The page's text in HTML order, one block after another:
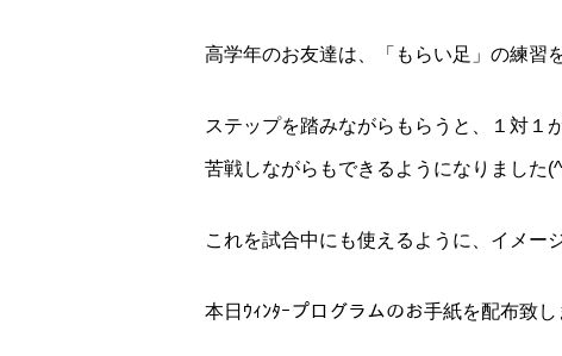
高学年のお友達は、「もらい足」の練習
ステップを踏みながらもらうと、１対１
苦戦しながらもできるようになりました
これを試合中にも使えるように、イメー
本日ｳｨﾝﾀｰプログラムのお手紙を配布致